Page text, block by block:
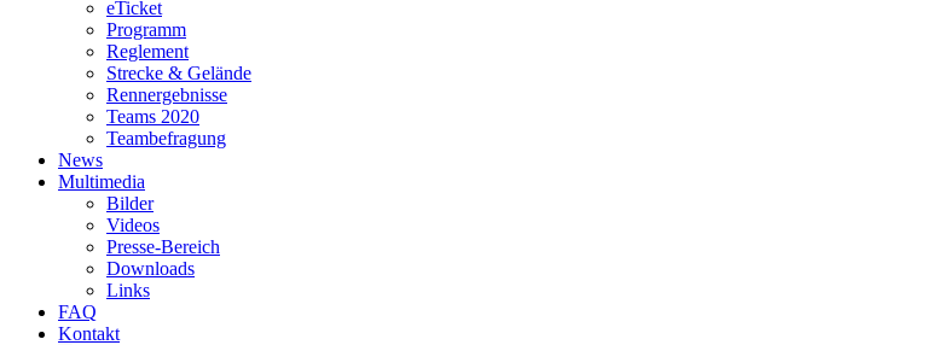
eTicket
Programm
Reglement
Strecke & Gelände
Rennergebnisse
Teams 2020
Teambefragung
News
Multimedia
Bilder
Videos
Presse-Bereich
Downloads
Links
FAQ
Kontakt